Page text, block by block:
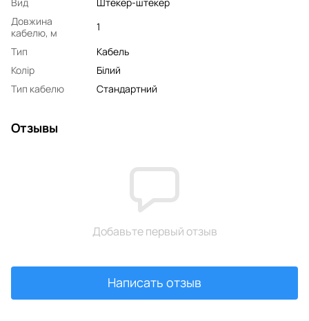
Довжина
кабелю, м
1
Тип
Кабель
Колір
Білий
Тип кабелю
Стандартний
Отзывы
Добавьте первый отзыв
Написать отзыв